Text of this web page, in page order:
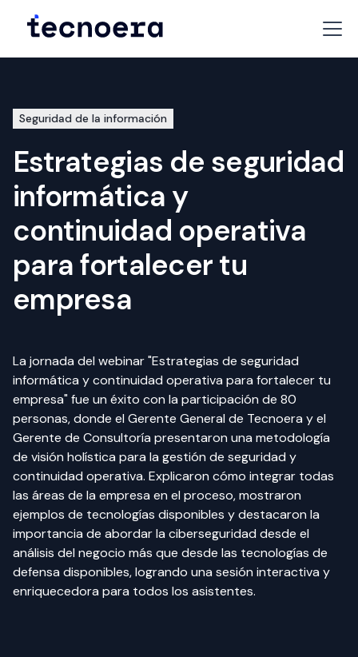
Seguridad de la información
Estrategias de seguridad
informática y
continuidad operativa
para fortalecer tu
empresa
La jornada del webinar "Estrategias de seguridad
informática y continuidad operativa para fortalecer tu
empresa" fue un éxito con la participación de 80
personas, donde el Gerente General de Tecnoera y el
Gerente de Consultoría presentaron una metodología
de visión holística para la gestión de seguridad y
continuidad operativa. Explicaron cómo integrar todas
las áreas de la empresa en el proceso, mostraron
ejemplos de tecnologías disponibles y destacaron la
importancia de abordar la ciberseguridad desde el
análisis del negocio más que desde las tecnologías de
defensa disponibles, logrando una sesión interactiva y
enriquecedora para todos los asistentes.